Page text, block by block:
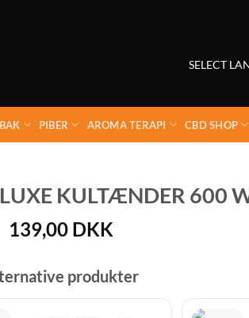
SELECT
PIBER AROMA TERAPI CBD SHOP
KULTÆNDER 600
139,00 DKK
produkter